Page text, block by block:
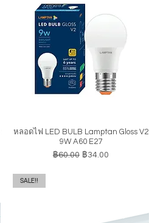
ดูข้อมูลด่วน
หลอดไฟ LED BULB Lamptan Gloss V2
9W A60 E27
ราคาปกติ
฿60.00 ราคาขายลด
฿34.00
SALE!!